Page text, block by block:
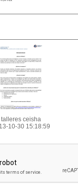
talleres ceisha
10-30 15:18:59